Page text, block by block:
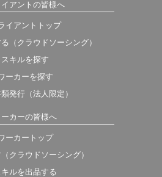
イアントの皆様へ
イアントトップ
（クラウドソーシング）
スキルを探す
ーカーを探す
発行（法人限定）
ーカーの皆様へ
ーカートップ
クラウドソーシング）
キルを出品する